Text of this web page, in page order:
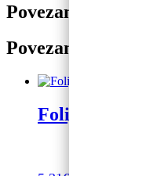
Povezani proizvodi
Povezani proizvodi
Folija balon